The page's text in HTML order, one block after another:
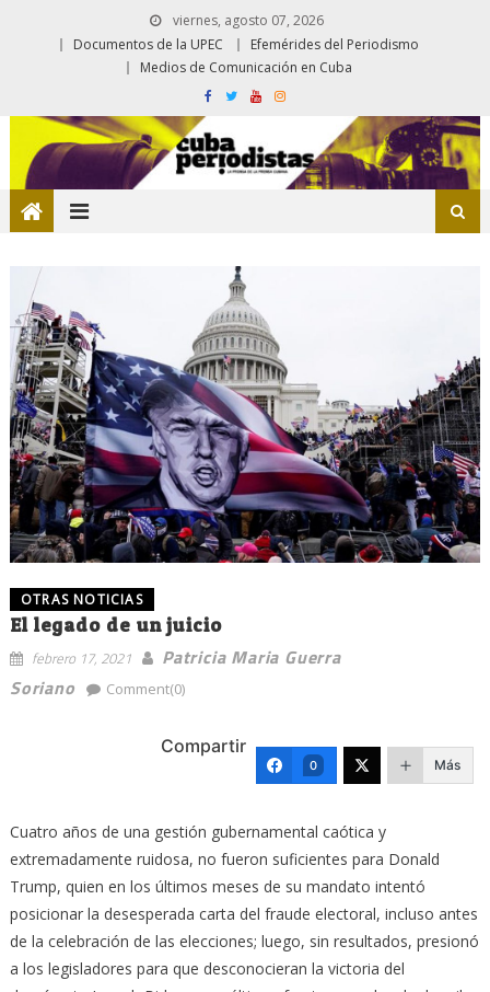
viernes, agosto 07, 2026
Documentos de la UPEC
Efemérides del Periodismo
Medios de Comunicación en Cuba
OTRAS NOTICIAS
El legado de un juicio
febrero 17, 2021
Patricia Maria Guerra
Soriano
Comment(0)
Compartir
0 Más
Cuatro años de una gestión gubernamental caótica y
extremadamente ruidosa, no fueron suficientes para Donald
Trump, quien en los últimos meses de su mandato intentó
posicionar la desesperada carta del fraude electoral, incluso antes
de la celebración de las elecciones; luego, sin resultados, presionó
a los legisladores para que desconocieran la victoria del